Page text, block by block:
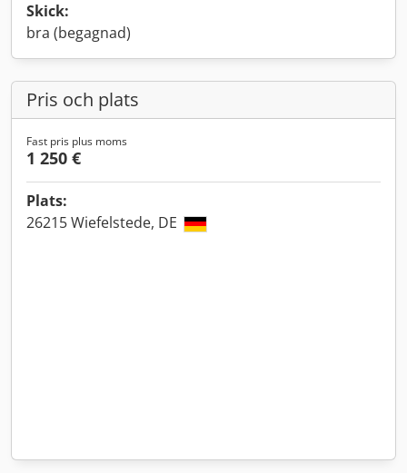
Skick:
bra (begagnad)
Pris och plats
Fast pris plus moms
1 250 €
Plats:
26215 Wiefelstede, DE